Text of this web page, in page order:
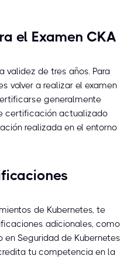
el Examen CKA
validez de tres años. Para
volver a realizar el examen
generalmente
certificación actualizado
realizada en el entorno
de Kubernetes, te
adicionales, como
Seguridad de Kubernetes
tu competencia en la